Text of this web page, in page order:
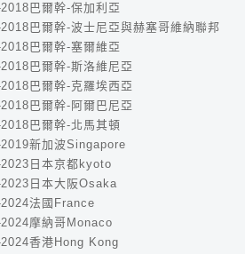
2018巴爾幹-保加利亞
2018巴爾幹-波士尼亞與赫塞哥維納聯邦
2018巴爾幹-塞爾維亞
2018巴爾幹-斯洛維尼亞
2018巴爾幹-克羅埃西亞
2018巴爾幹-阿爾巴尼亞
2018巴爾幹-北馬其頓
2019新加波Singapore
2023日本京都kyoto
2023日本大阪Osaka
2024法國France
2024摩納哥Monaco
2024香港Hong Kong